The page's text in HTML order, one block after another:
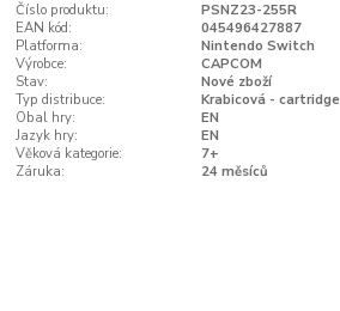
Číslo produktu:
PSNZ23-255R
EAN kód:
045496427887
Platforma:
Nintendo Switch
Výrobce:
CAPCOM
Stav:
Nové zboží
Typ distribuce:
Krabicová - cartridge
Obal hry:
EN
Jazyk hry:
EN
Věková kategorie:
7+
Záruka:
24 měsíců